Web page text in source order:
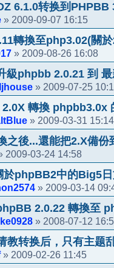
6.1.0转换到PHPBB
» 2009-09-07 16:15
轉換至php3.02(關
» 2009-08-26 16:08
級phpbb 2.0.21 到
» 2009-07-25
轉換 phpbb3.0x
» 2009-03-31 15:14
之後...還能把2.X備份
2009-03-24 14:58
於phpBB2中的Big5
» 2009-03-14
2.0.22 轉換至
» 2008-07-12
教转换后，只有主题
» 2009-02-26 11:45